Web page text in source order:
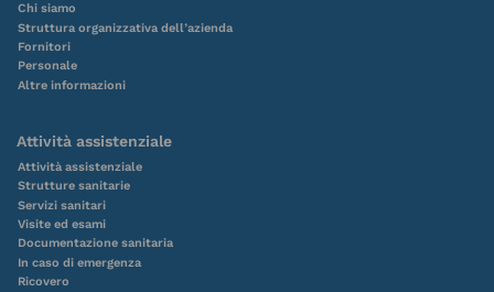
Chi siamo
Struttura organizzativa dell’azienda
Fornitori
Personale
Altre informazioni
Attività assistenziale
Attività assistenziale
Strutture sanitarie
Servizi sanitari
Visite ed esami
Documentazione sanitaria
In caso di emergenza
Ricovero